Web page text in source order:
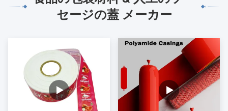
セージの蓋 メーカー